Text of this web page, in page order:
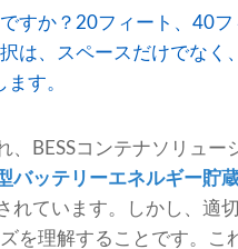
すか？20フィート、40
は、スペースだけでなく
す。
BESSコンテナソリュー
バッテリーエネルギー貯
ています。しかし、適
を理解することです。こ